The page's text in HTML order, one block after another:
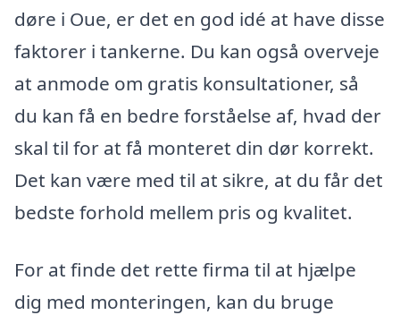
døre i Oue, er det en god idé at have disse
faktorer i tankerne. Du kan også overveje
at anmode om gratis konsultationer, så
du kan få en bedre forståelse af, hvad der
skal til for at få monteret din dør korrekt.
Det kan være med til at sikre, at du får det
bedste forhold mellem pris og kvalitet.
For at finde det rette firma til at hjælpe
dig med monteringen, kan du bruge